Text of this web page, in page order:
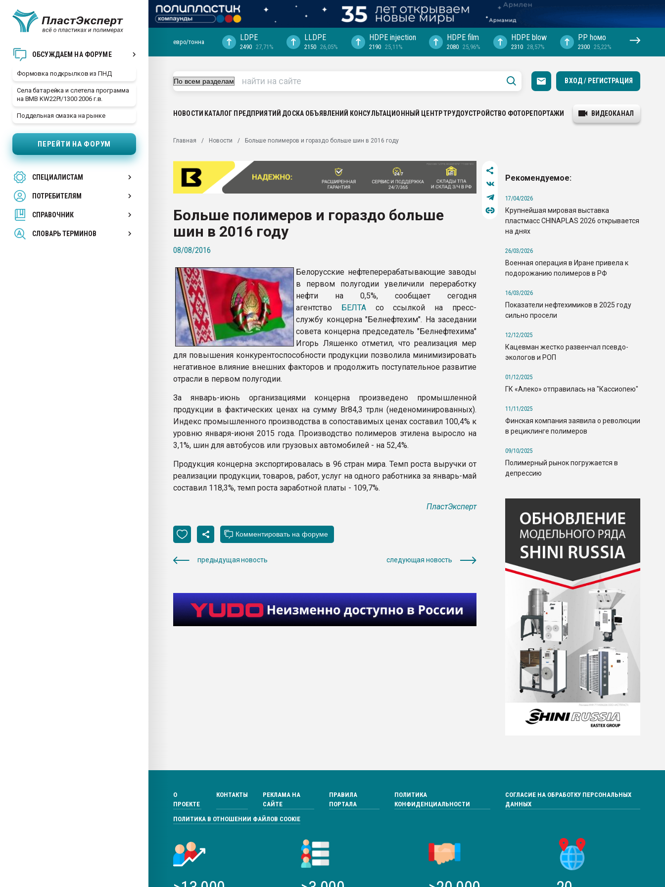
ОБСУЖДАЕМ НА ФОРУМЕ
Формовка подкрылков из ПНД
Села батарейка и слетела программа
на BMB KW22PI/1300 2006 г.в.
Поддельная смазка на рынке
ПЕРЕЙТИ НА ФОРУМ
СПЕЦИАЛИСТАМ
ПОТРЕБИТЕЛЯМ
СПРАВОЧНИК
СЛОВАРЬ ТЕРМИНОВ
29.07.2026 ФРП помог "Ижевскому
Вакуум-формовочные машины:
28.07.2026 Автоматизация выходит на
первый план в переработке
пластмасс
ситуацией на строительном рынке
Всё, что касается выдува ПЭТ
бутылок
ПЕРЕЙТИ НА ФОРУМ
евро/тонна LDPE
2490 27,71%
LLDPE
2150 26,05%
HDPE injection
2190 25,11%
HDPE film
2080 25,96%
HDPE blow
2310 28,57%
PP hомо
2300 25,22%
ВХОД / РЕГИСТРАЦИЯ
НОВОСТИ КАТАЛОГ ПРЕДПРИЯТИЙ ДОСКА ОБЪЯВЛЕНИЙ КОНСУЛЬТАЦИОННЫЙ ЦЕНТРТРУДОУСТРОЙСТВО ФОТОРЕПОРТАЖИ ВИДЕОКАНАЛ
Главная Новости Больше полимеров и гораздо больше шин в 2016 году
Больше полимеров и гораздо больше
шин в 2016 году
08/08/2016
Белорусские нефтеперерабатывающие заводы
в первом полугодии увеличили переработку
нефти на 0,5%, сообщает сегодня
агентство
БЕЛТАсо ссылкой на пресс-
службу концерна "Белнефтехим". На заседании
совета концерна председатель "Белнефтехима"
Игорь Ляшенко отметил, что реализация мер
для повышения конкурентоспособности продукции позволила минимизировать
негативное влияние внешних факторов и продолжить поступательное развитие
отрасли в первом полугодии.
За январь-июнь организациями концерна произведено промышленной
продукции в фактических ценах на сумму Br84,3 трлн (неденоминированных).
Индекс промышленного производства в сопоставимых ценах составил 100,4% к
уровню января-июня 2015 года. Производство полимеров этилена выросло на
3,1%, шин для автобусов или грузовых автомобилей - на 52,4%.
Продукция концерна экспортировалась в 96 стран мира. Темп роста выручки от
реализации продукции, товаров, работ, услуг на одного работника за январь-май
составил 118,3%, темп роста заработной платы - 109,7%.
ПластЭксперт
предыдущая новость следующая новость
Рекомендуемое:
17/04/2026
Крупнейшая мировая выставка
пластмасс CHINAPLAS 2026 открывается
на днях
26/03/2026
Военная операция в Иране привела к
подорожанию полимеров в РФ
16/03/2026
Показатели нефтехимиков в 2025 году
сильно просели
12/12/2025
Кацевман жестко развенчал псевдо-
экологов и РОП
01/12/2025
ГК «Алеко» отправилась на "Кассиопею"
11/11/2025
Финская компания заявила о революции
в рециклинге полимеров
09/10/2025
Полимерный рынок погружается в
депрессию
О
ПРОЕКТЕ
КОНТАКТЫ
РЕКЛАМА НА
САЙТЕ
ПРАВИЛА
ПОРТАЛА
ПОЛИТИКА
КОНФИДЕНЦИАЛЬНОСТИ
СОГЛАСИЕ НА ОБРАБОТКУ ПЕРСОНАЛЬНЫХ
ДАННЫХ
ПОЛИТИКА В ОТНОШЕНИИ ФАЙЛОВ COOKIE